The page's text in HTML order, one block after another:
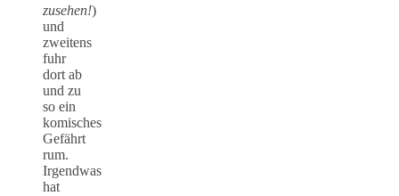
zusehen!)
und
zweitens
fuhr
dort ab
und zu
so ein
komisches
Gefährt
rum.
Irgendwas
hat